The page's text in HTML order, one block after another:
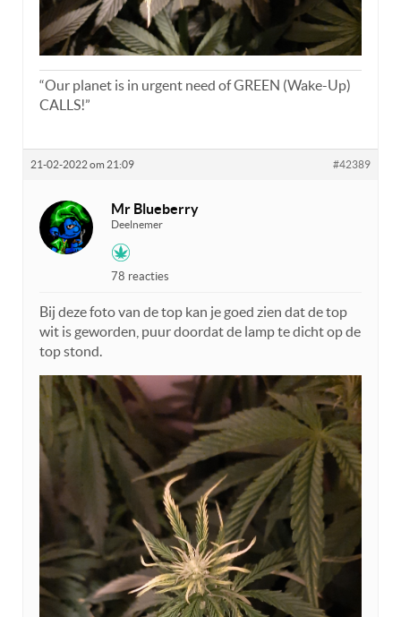
“Our planet is in urgent need of GREEN (Wake-Up)
CALLS!”
21-02-2022 om 21:09 #42389
Mr Blueberry
Deelnemer
78 reacties
Bij deze foto van de top kan je goed zien dat de top
wit is geworden, puur doordat de lamp te dicht op de
top stond.